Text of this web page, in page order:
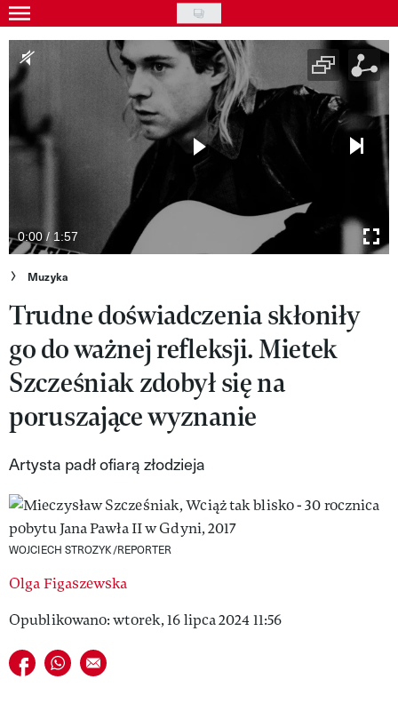
Skip
to
main
content
Gwiazdy
Ludzie
Moda
Uroda
Kultura
Wideo
Nasze akcje
VIVA!ART
VIVA!MODA
VIVA!LIFESTYLE
VIVA!MAN
VIVA!PEOPLE POWER
VIVA!ITAKA
0:00 / 1:57
Muzyka
Trudne doświadczenia skłoniły
go do ważnej refleksji. Mietek
Szcześniak zdobył się na
poruszające wyznanie
Artysta padł ofiarą złodzieja
WOJCIECH STROZYK/REPORTER
Olga Figaszewska
Opublikowano: wtorek, 16 lipca 2024 11:56
Udostępnij na facebook
Udostępnij na whatsapp
E-mail do przyjaciela